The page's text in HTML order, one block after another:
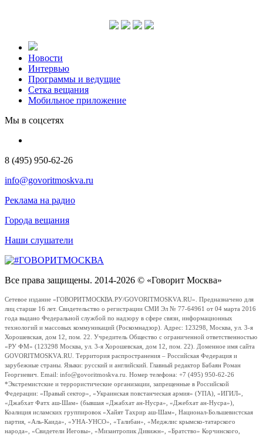
Новости
Интервью
Программы и ведущие
Сетка вещания
Мобильное приложение
Мы в соцсетях
8 (495) 950-62-26
info@govoritmoskva.ru
Реклама на радио
Города вещания
Наши слушатели
Все права защищены. 2014-2026 © «Говорит Москва»
Сетевое издание «ГОВОРИТМОСКВА.РУ/GOVORITMOSKVA.RU». Предназначено для
лиц старше 16 лет. Свидетельство о регистрации СМИ Эл № 77-64961 от 04 марта 2016
года выдано Федеральной службой по надзору в сфере связи, информационных
технологий и массовых коммуникаций (Роскомнадзор). Адрес: 123298, Москва, ул. 3-я
Хорошевская, дом 12, пом. 22. Учредитель Общество с ограниченной ответственностью
«РУ ФМ» (123298 Москва, ул. 3-я Хорошевская, дом 12, пом. 22). Доменное имя сайта
GOVORITMOSKVA.RU. Территория распространения – Российская Федерация и
зарубежные страны. Языки: русский и английский. Главный редактор Бабаян Роман
Георгиевич. Email: info@govoritmoskva.ru. Номер телефона: +7 (495) 950-62-26
*Экстремистские и террористические организации, запрещенные в Российской
Федерации: «Правый сектор», «Украинская повстанческая армия» (УПА), «ИГИЛ»,
«Джабхат Фатх аш-Шам» (бывшая «Джабхат ан-Нусра», «Джебхат ан-Нусра»),
Коалиция исламских группировок «Хайят Тахрир аш-Шам», Национал-Большевистская
партия, «Аль-Каида», «УНА-УНСО», «Талибан», «Меджлис крымско-татарского
народа», «Свидетели Иеговы», «Мизантропик Дивижн», «Братство» Корчинского,